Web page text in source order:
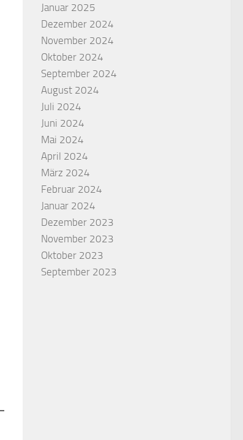
Januar 2025
Dezember 2024
November 2024
Oktober 2024
September 2024
August 2024
Juli 2024
Juni 2024
Mai 2024
April 2024
März 2024
Februar 2024
Januar 2024
Dezember 2023
November 2023
Oktober 2023
September 2023